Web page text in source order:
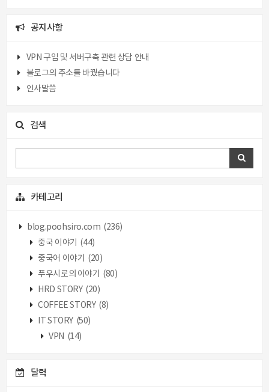
공지사항
VPN 구입 및 서버구축 관련 상담 안내
블로그의 주소를 바꿨습니다
인사말씀
검색
카테고리
blog.poohsiro.com (236)
중국 이야기
(44)
중국어 이야기
(20)
푸우시로의 이야기
(80)
HRD STORY (20)
COFFEE STORY (8)
IT STORY (50)
VPN (14)
달력